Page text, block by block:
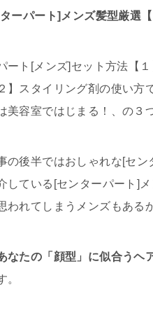
ーパート]メンズ髪型厳選【
ート[メンズ]セット方法【
】スタイリング剤の使い
美容室ではじまる！、の３
の後半ではおしゃれな[セ
している[センターパート]
われてしまうメンズもある
なたの「顔型」に似合うヘ
。